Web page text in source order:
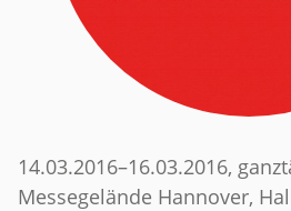
14.03.2016–16.03.2016,
Messegelände Hannover,